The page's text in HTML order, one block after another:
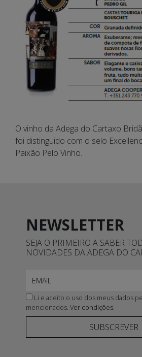
O vinho da Adega do Cartaxo
foi distinguido com o selo
Paixão Pelo Vinho.
NEWSLETTER
SEJA O PRIMEIRO A SABER
NOVIDADES DA ADEGA DO
Li e aceito o uso dos meus dados
mencionados. Ver condições.
SUBSCREVER